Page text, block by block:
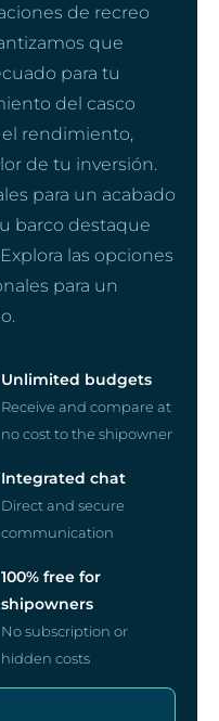
de recreo
que
para tu
del casco
rendimiento,
de tu inversión.
para un acabado
barco destaque
las opciones
para un
Unlimited budgets
Receive and compare at
no cost to the shipowner
Integrated chat
Direct and secure
communication
100% free for
shipowners
No subscription or
hidden costs